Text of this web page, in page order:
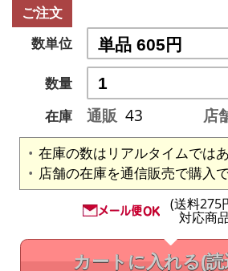
ご注文
数単位
数量
在庫
通販 43 店
在庫の数はリアルタイムではあ
店舗の在庫を通信販売で購入
(送料275
対応商
カートに入れる(